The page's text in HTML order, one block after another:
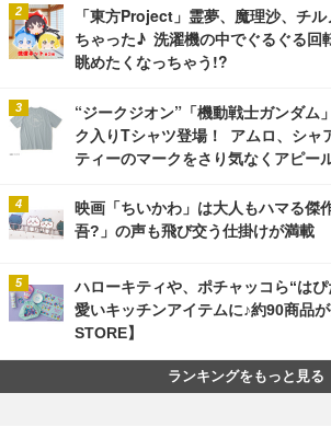
「東方Project」霊夢、魔理沙、チ
ちゃった♪ 洗濯機の中でぐるぐる回
眺めたくなっちゃう!?
“ジークジオン”「機動戦士ガンダム
ク入りTシャツ登場！ アムロ、シャ
ティーのマークをさり気なくアピー
映画「ちいかわ」は大人もハマる傑
吾?」の声も飛び交う仕掛けが満載
ハローキティや、ポチャッコら“は
愛いキッチンアイテムに♪約90商品
STORE】
ランキングをもっと見る